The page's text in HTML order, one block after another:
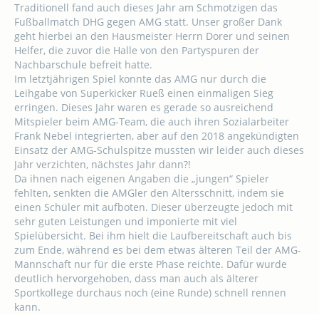
Traditionell fand auch dieses Jahr am Schmotzigen das
Fußballmatch DHG gegen AMG statt. Unser großer Dank
geht hierbei an den Hausmeister Herrn Dorer und seinen
Helfer, die zuvor die Halle von den Partyspuren der
Nachbarschule befreit hatte.
Im letztjährigen Spiel konnte das AMG nur durch die
Leihgabe von Superkicker Rueß einen einmaligen Sieg
erringen. Dieses Jahr waren es gerade so ausreichend
Mitspieler beim AMG-Team, die auch ihren Sozialarbeiter
Frank Nebel integrierten, aber auf den 2018 angekündigten
Einsatz der AMG-Schulspitze mussten wir leider auch dieses
Jahr verzichten, nächstes Jahr dann?!
Da ihnen nach eigenen Angaben die „jungen“ Spieler
fehlten, senkten die AMGler den Altersschnitt, indem sie
einen Schüler mit aufboten. Dieser überzeugte jedoch mit
sehr guten Leistungen und imponierte mit viel
Spielübersicht. Bei ihm hielt die Laufbereitschaft auch bis
zum Ende, während es bei dem etwas älteren Teil der AMG-
Mannschaft nur für die erste Phase reichte. Dafür wurde
deutlich hervorgehoben, dass man auch als älterer
Sportkollege durchaus noch (eine Runde) schnell rennen
kann.